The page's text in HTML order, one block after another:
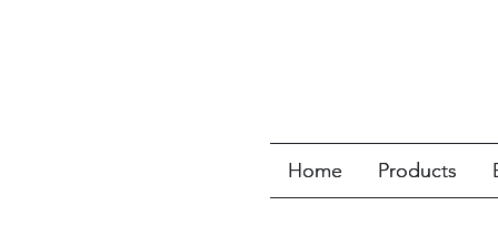
Home Products
Home Products